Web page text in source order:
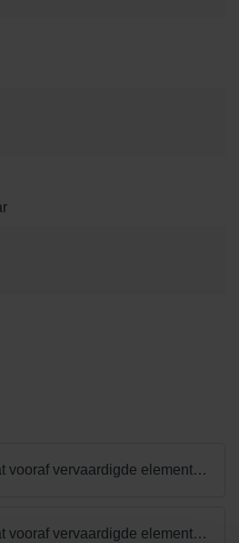
NL-BSB-certificaat vooraf vervaardigde elementen van beton
NL-BSB-certificaat vooraf vervaardigde elementen van beton (Aalst) K20305